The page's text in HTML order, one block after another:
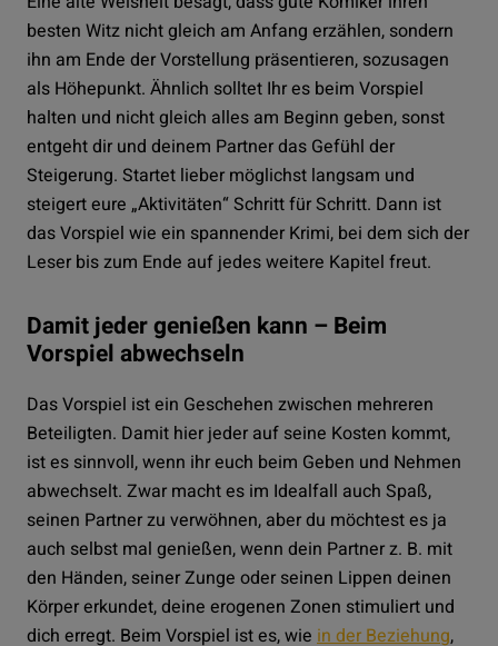
besten Witz nicht gleich am Anfang erzählen, sondern
ihn am Ende der Vorstellung präsentieren, sozusagen
als Höhepunkt. Ähnlich solltet Ihr es beim Vorspiel
halten und nicht gleich alles am Beginn geben, sonst
entgeht dir und deinem Partner das Gefühl der
Steigerung. Startet lieber möglichst langsam und
steigert eure „Aktivitäten“ Schritt für Schritt. Dann ist
das Vorspiel wie ein spannender Krimi, bei dem sich der
Leser bis zum Ende auf jedes weitere Kapitel freut.
Damit jeder genießen kann – Beim
Vorspiel abwechseln
Das Vorspiel ist ein Geschehen zwischen mehreren
Beteiligten. Damit hier jeder auf seine Kosten kommt,
ist es sinnvoll, wenn ihr euch beim Geben und Nehmen
abwechselt. Zwar macht es im Idealfall auch Spaß,
seinen Partner zu verwöhnen, aber du möchtest es ja
auch selbst mal genießen, wenn dein Partner z. B. mit
den Händen, seiner Zunge oder seinen Lippen deinen
Körper erkundet, deine erogenen Zonen stimuliert und
dich erregt. Beim Vorspiel ist es, wie in der Beziehung,